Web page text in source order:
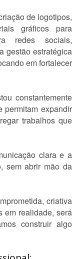
de logotipos,
gráficos para
redes sociais,
gestão estratégica
em fortalecer
constantemente
permitam expandir
trabalhos que
clara e a
sem abrir mão da
criativa
em realidade, será
construir algo